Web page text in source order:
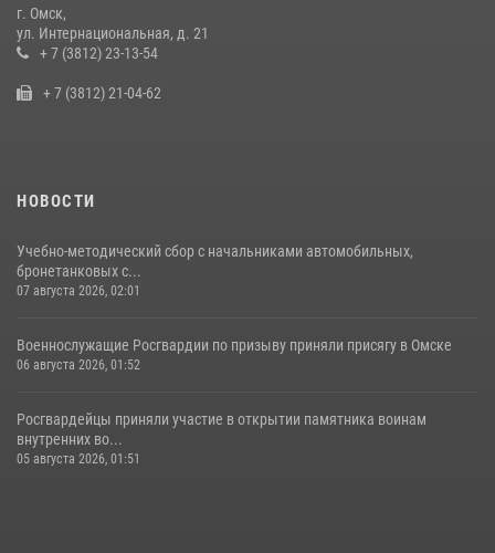
Cотрудники ОМОН "Штурм" Росгвардии отработали навыки
пилотирования БПЛА в Омске
г. Омск,
ул. Интернациональная, д. 21
+ 7 (3812) 23-13-54
+ 7 (3812) 21-04-62
НОВОСТИ
Учебно-методический сбор с начальниками автомобильных,
бронетанковых с...
07 августа 2026, 02:01
Военнослужащие Росгвардии по призыву приняли присягу в Омске
06 августа 2026, 01:52
Росгвардейцы приняли участие в открытии памятника воинам
внутренних во...
05 августа 2026, 01:51